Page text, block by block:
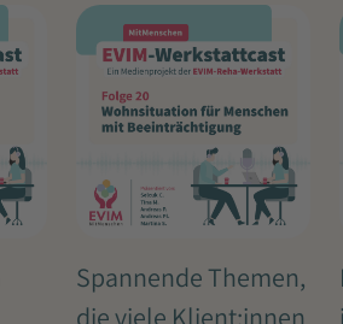
Spannende Themen,
die viele Klient:innen